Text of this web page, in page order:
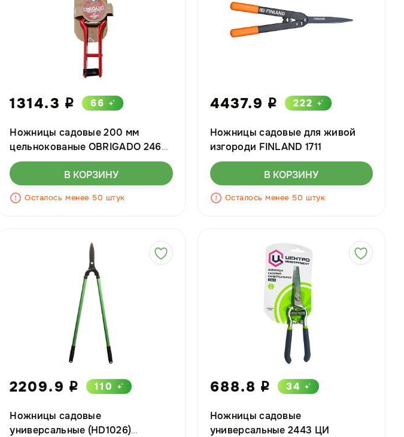
1314.3 i 66
Ножницы садовые 200 мм
цельнокованые OBRIGADO 2465
ЦИ
В КОРЗИНУ
Осталось менее 50 штук
4437.9 i 222
Ножницы садовые для живой
изгороди FINLAND 1711
В КОРЗИНУ
Осталось менее 50 штук
2209.9 i 110
Ножницы садовые
универсальные (HD1026)
688.8 i 34
Ножницы садовые
универсальные 2443 ЦИ